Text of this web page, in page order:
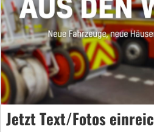
Jetzt Text/Fotos